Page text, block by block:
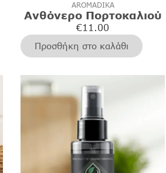
AROMADIKA
Ανθόνερο Πορτοκαλιού
€11.00
Προσθήκη στο καλάθι